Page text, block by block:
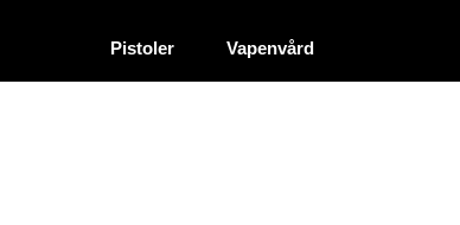
Pistoler Vapenvård